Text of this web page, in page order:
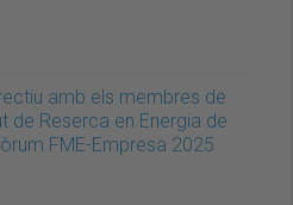
amb els membres de
de Reserca en Energia de
FME-Empresa 2025